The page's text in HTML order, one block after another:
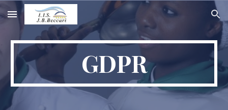
Skip to main content Skip to navigation
GDPR